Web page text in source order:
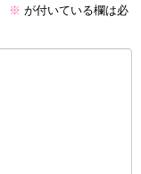
※ が付いている欄は必